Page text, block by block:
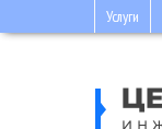
Услуги